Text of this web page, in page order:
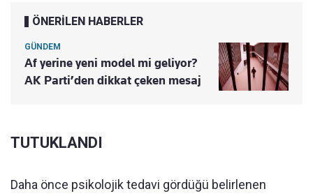
ÖNERİLEN HABERLER
GÜNDEM
Af yerine yeni model mi geliyor?
AK Parti’den dikkat çeken mesaj
TUTUKLANDI
Daha önce psikolojik tedavi gördüğü belirlenen